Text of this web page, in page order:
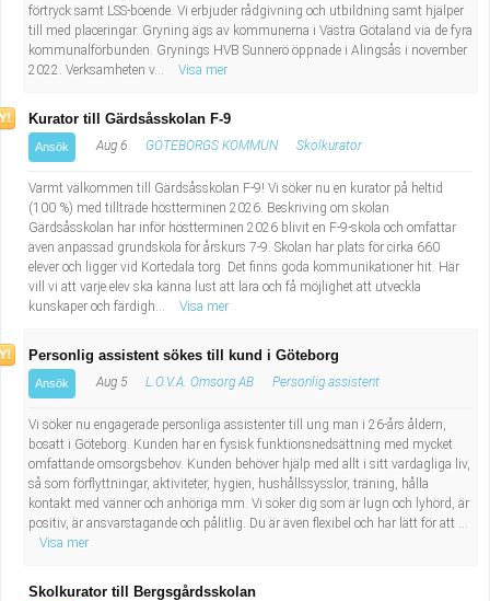
Pedagogiskt arbete
Sanering och renhållning
Socialt arbete
Säkerhetsarbete
Tekniskt arbete
Transport
sekreterare
Lastbilsförare m.fl.
Fastighetsskötare
Informatör/Kommunikatör
Brevbärare
Sjuksköterska, grundutbildad
Undersköterska, vård- o specialavd. o mottagning
Bibliotekarie
Administrativ assistent
förtryck samt LSS-boende. Vi erbjuder rådgivning och utbildning samt hjälper
till med placeringar. Gryning ägs av kommunerna i Västra Götaland via de fyra
kommunalförbunden. Grynings HVB Sunnerö öppnade i Alingsås i november
2022. Verksamheten v...
Visa mer
Kurator till Gärdsåsskolan F-9
Ansök Aug 6 GÖTEBORGS KOMMUN Skolkurator
Varmt välkommen till Gärdsåsskolan F-9! Vi söker nu en kurator på heltid
(100 %) med tillträde höstterminen 2026. Beskriving om skolan
Gärdsåsskolan har inför höstterminen 2026 blivit en F-9-skola och omfattar
även anpassad grundskola för årskurs 7-9. Skolan har plats för cirka 660
elever och ligger vid Kortedala torg. Det finns goda kommunikationer hit. Här
vill vi att varje elev ska känna lust att lära och få möjlighet att utveckla
kunskaper och färdigh...
Visa mer
Personlig assistent sökes till kund i Göteborg
Ansök Aug 5 L.O.V.A. Omsorg AB Personlig assistent
Vi söker nu engagerade personliga assistenter till ung man i 26-års åldern,
bosatt i Göteborg. Kunden har en fysisk funktionsnedsättning med mycket
omfattande omsorgsbehov. Kunden behöver hjälp med allt i sitt vardagliga liv,
så som förflyttningar, aktiviteter, hygien, hushållssysslor, träning, hålla
kontakt med vänner och anhöriga mm. Vi söker dig som är lugn och lyhörd, är
positiv, är ansvarstagande och pålitlig. Du är även flexibel och har lätt för att ...
Visa mer
Skolkurator till Bergsgårdsskolan